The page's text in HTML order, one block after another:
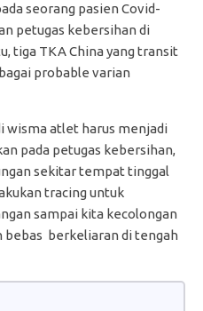
seorang pasien Covid-
petugas kebersihan di
tiga TKA China yang transit
probable varian
wisma atlet harus menjadi
pada petugas kebersihan,
sekitar tempat tinggal
tracing untuk
sampai kita kecolongan
bebas berkeliaran di tengah